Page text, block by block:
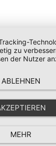
zu
der Nutzer
ABLEHNEN
MEHR